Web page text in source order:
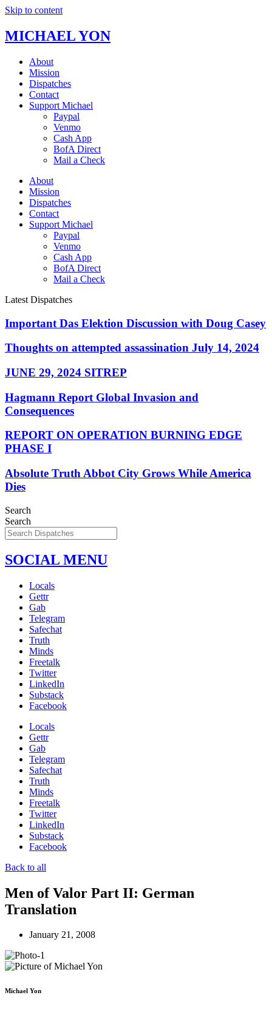
Skip to content
MICHAEL YON
About
Mission
Dispatches
Contact
Support Michael
Paypal
Venmo
Cash App
BofA Direct
Mail a Check
About
Mission
Dispatches
Contact
Support Michael
Paypal
Venmo
Cash App
BofA Direct
Mail a Check
Latest Dispatches
Important Das Elektion Discussion with Doug Casey
Thoughts on attempted assassination July 14, 2024
JUNE 29, 2024 SITREP
Hagmann Report Global Invasion and
Consequences
REPORT ON OPERATION BURNING EDGE
PHASE I
Absolute Truth Abbot City Grows While America
Dies
Search
Search
SOCIAL MENU
Locals
Gettr
Gab
Telegram
Safechat
Truth
Minds
Freetalk
Twitter
LinkedIn
Substack
Facebook
Locals
Gettr
Gab
Telegram
Safechat
Truth
Minds
Freetalk
Twitter
LinkedIn
Substack
Facebook
Back to all
Men of Valor Part II: German
Translation
January 21, 2008
Michael Yon